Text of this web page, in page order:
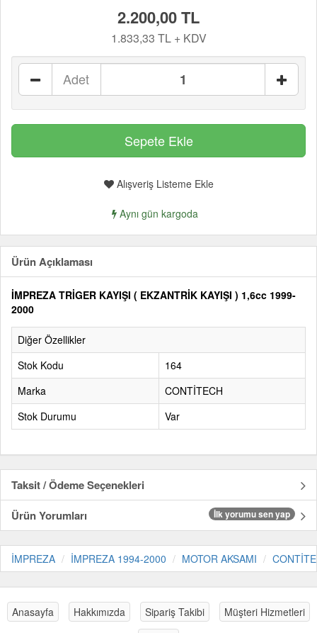
2.200,00 TL
1.833,33 TL + KDV
Adet
Alışveriş Listeme Ekle
Aynı gün kargoda
Ürün Açıklaması
İMPREZA TRİGER KAYIŞI ( EKZANTRİK KAYIŞI ) 1,6cc 1999-
2000
Diğer Özellikler
Stok Kodu
164
Marka
CONTİTECH
Stok Durumu
Var
Taksit / Ödeme Seçenekleri
Ürün Yorumları
İlk yorumu sen yap
İMPREZA İMPREZA 1994-2000 MOTOR AKSAMI
Anasayfa Hakkımızda Sipariş Takibi
Müşteri Hizmetleri